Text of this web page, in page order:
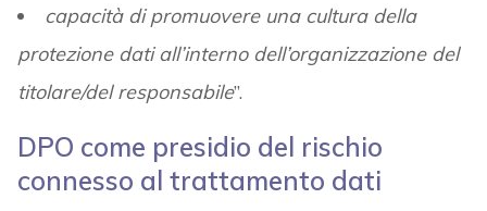
capacità di promuovere una cultura della
protezione dati all’interno dell’organizzazione del
titolare/del responsabile”.
DPO come presidio del rischio
connesso al trattamento dati